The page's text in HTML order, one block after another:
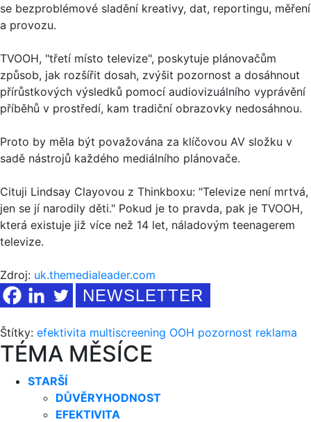
se bezproblémové sladění kreativy, dat, reportingu, měření
a provozu.
TVOOH, "třetí místo televize", poskytuje plánovačům
způsob, jak rozšířit dosah, zvýšit pozornost a dosáhnout
přírůstkových výsledků pomocí audiovizuálního vyprávění
příběhů v prostředí, kam tradiční obrazovky nedosáhnou.
Proto by měla být považována za klíčovou AV složku v
sadě nástrojů každého mediálního plánovače.
Cituji Lindsay Clayovou z Thinkboxu: "Televize není mrtvá,
jen se jí narodily děti." Pokud je to pravda, pak je TVOOH,
která existuje již více než 14 let, náladovým teenagerem
televize.
Zdroj: uk.themedialeader.com
NEWSLETTER
Štítky: efektivita multiscreening OOH pozornost reklama
TÉMA MĚSÍCE
STARŠÍ
DŮVĚRYHODNOST
EFEKTIVITA